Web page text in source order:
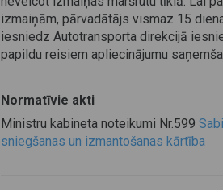
izmaiņām, pārvadātājs vismaz 15
iesniedz Autotransporta direkcijā
papildu reisiem apliecinājumu
Normatīvie akti
Ministru kabineta noteikumi Nr.599
sniegšanas un izmantošanas kārtība